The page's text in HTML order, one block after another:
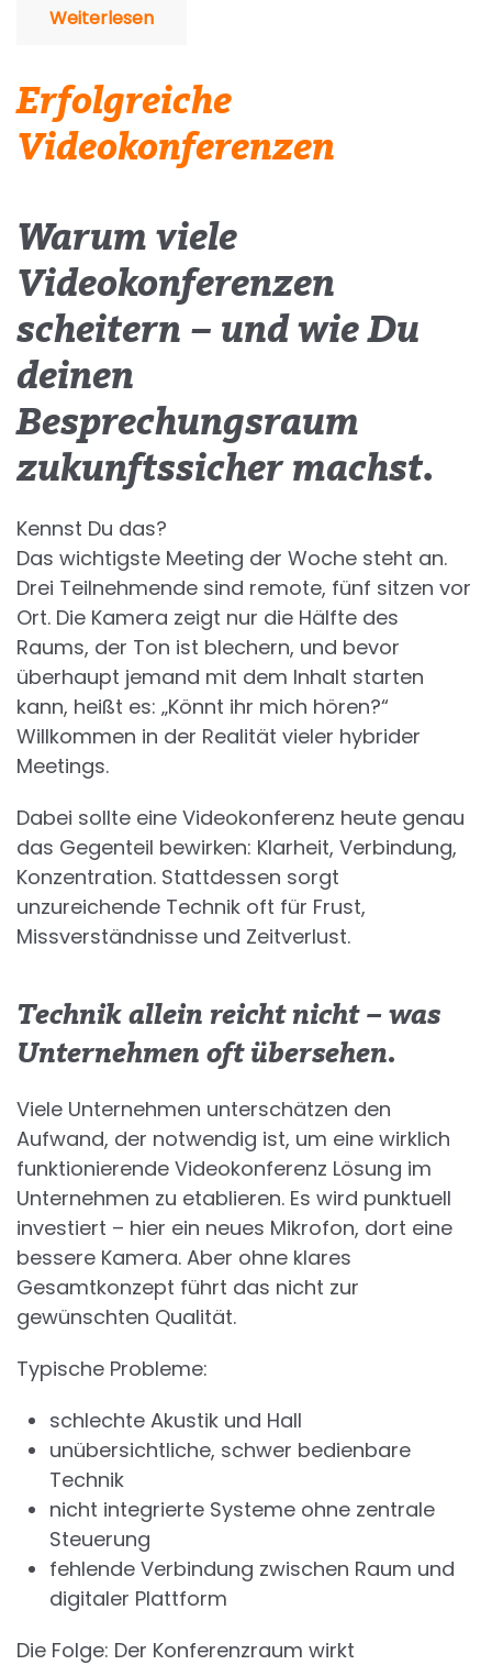
Weiterlesen
Erfolgreiche
Videokonferenzen
Warum viele
Videokonferenzen
scheitern – und wie Du
deinen
Besprechungsraum
zukunftssicher machst.
Kennst Du das?
Das wichtigste Meeting der Woche steht an.
Drei Teilnehmende sind remote, fünf sitzen vor
Ort. Die Kamera zeigt nur die Hälfte des
Raums, der Ton ist blechern, und bevor
überhaupt jemand mit dem Inhalt starten
kann, heißt es: „Könnt ihr mich hören?“
Willkommen in der Realität vieler hybrider
Meetings.
Dabei sollte eine Videokonferenz heute genau
das Gegenteil bewirken: Klarheit, Verbindung,
Konzentration. Stattdessen sorgt
unzureichende Technik oft für Frust,
Missverständnisse und Zeitverlust.
Technik allein reicht nicht – was
Unternehmen oft übersehen.
Viele Unternehmen unterschätzen den
Aufwand, der notwendig ist, um eine wirklich
funktionierende Videokonferenz Lösung im
Unternehmen zu etablieren. Es wird punktuell
investiert – hier ein neues Mikrofon, dort eine
bessere Kamera. Aber ohne klares
Gesamtkonzept führt das nicht zur
gewünschten Qualität.
Typische Probleme:
schlechte Akustik und Hall
unübersichtliche, schwer bedienbare
Technik
nicht integrierte Systeme ohne zentrale
Steuerung
fehlende Verbindung zwischen Raum und
digitaler Plattform
Die Folge: Der Konferenzraum wirkt